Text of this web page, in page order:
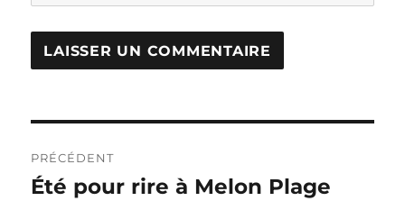
de
PRÉCÉDENT
Publication
Été pour rire à Melon Plage